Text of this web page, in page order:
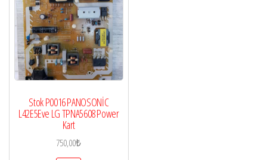
Stok P0016 PANOSONİC
L42E5Eve LG TPNA5608 Power
Kart
750,00₺